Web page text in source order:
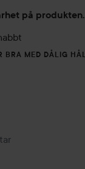
på produkten.
BRA MED DÅLIG